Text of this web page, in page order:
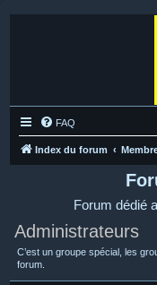
FAQ
Index du forum
Forum dédié
Administrateurs
C’est un groupe spécial, les
forum.